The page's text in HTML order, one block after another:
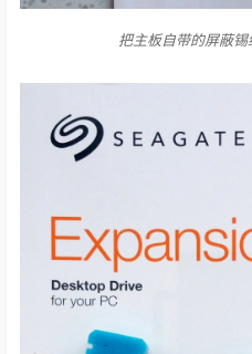
把主板自带的屏蔽锡